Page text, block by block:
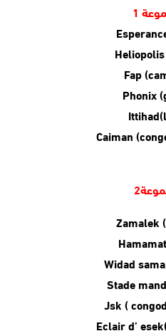
1
Fap
Phonix
Caiman
Zamalek
Widad
Stade
Jsk (
Eclair d’